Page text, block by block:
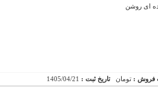
ای روشن
فروش : تومانتاریخ ثبت : 1405/04/21